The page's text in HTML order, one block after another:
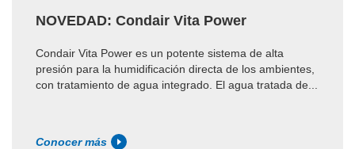
NOVEDAD: Condair Vita Power
Condair Vita Power es un potente sistema de alta
presión para la humidificación directa de los ambientes,
con tratamiento de agua integrado. El agua tratada de...
Conocer más